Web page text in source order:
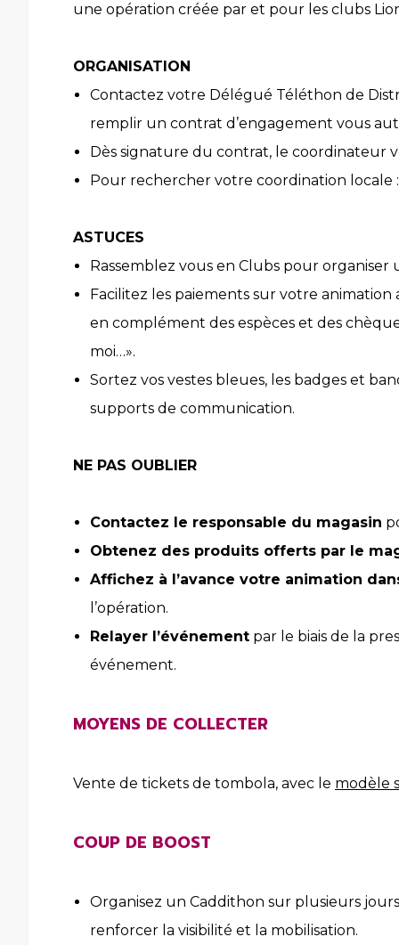
une opération créée par et pour les clubs
ORGANISATION
Contactez votre Délégué Téléthon de
remplir un contrat d’engagement vous
Dès signature du contrat, le coordinateur
Pour rechercher votre coordination locale
ASTUCES
Rassemblez vous en Clubs pour
Facilitez les paiements sur votre
en complément des espèces et des
moi…».
Sortez vos vestes bleues, les badges et
supports de communication.
NE PAS OUBLIER
Contactez le responsable du magasin
Obtenez des produits offerts par le
Affichez à l’avance votre animation
l’opération.
Relayer l’événement par le biais de la
événement.
MOYENS DE COLLECTER
Vente de tickets de tombola, avec le modèle
COUP DE BOOST
Organisez un Caddithon sur plusieurs
renforcer la visibilité et la mobilisation.